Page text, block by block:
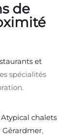
de
et
spécialités
Atypical chalets
Gérardmer,